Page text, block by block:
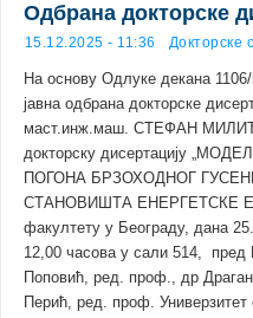
Одбрана докторске
15.12.2025 - 11:36 Докторске
На основу Одлуке декана
јавна одбрана докторске
маст.инж.маш. СТЕФАН
докторску дисертацију
ПОГОНА БРЗОХОДНОГ
СТАНОВИШТА ЕНЕРГЕТСКЕ
факултету у Београду, дана
12,00 часова у сали 514,
Поповић, ред. проф., др
Перић, ред. проф.